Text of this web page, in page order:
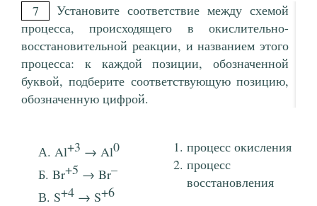
7
Установите соответствие между схемой
процесса, происходящего в окислительно-
восстановительной реакции, и названием этого
процесса: к каждой позиции, обозначенной
буквой, подберите соответствующую позицию,
обозначенную цифрой.
Al+3 → Al0
Br+5 → Br–
S+4 → S+6
процесс окисления
процесс
восстановления